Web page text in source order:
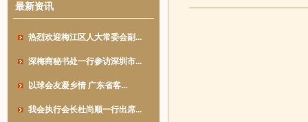
最新资讯
热烈欢迎梅江区人大常委会副...
深梅商秘书处一行参访深圳市...
以球会友凝乡情 广东省客...
我会执行会长杜尚顺一行出席...